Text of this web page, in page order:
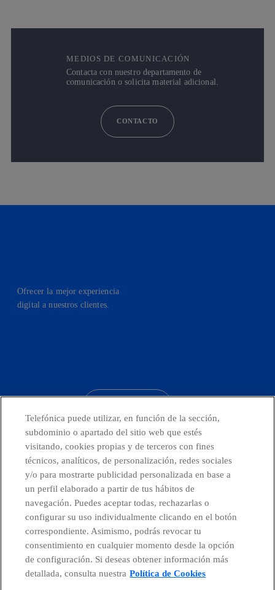
MEDIOS DE COMUNICACIÓN
Contacta con nuestro departamento de
comunicación o solicita material adicional.
CONTACTO
Ofrecer la mejor experiencia
digital a nuestros clientes.
Países y Unidades emergentes
Canal de Denuncias
Centro Global Transparencia
Telefónica puede utilizar, en función de la sección,
subdominio o apartado del sitio web que estés
visitando, cookies propias y de terceros con fines
técnicos, analíticos, de personalización, redes sociales
y/o para mostrarte publicidad personalizada en base a
un perfil elaborado a partir de tus hábitos de
navegación. Puedes aceptar todas, rechazarlas o
configurar su uso individualmente clicando en el botón
correspondiente. Asimismo, podrás revocar tu
consentimiento en cualquier momento desde la opción
de configuración. Si deseas obtener información más
detallada, consulta nuestra Política de Cookies